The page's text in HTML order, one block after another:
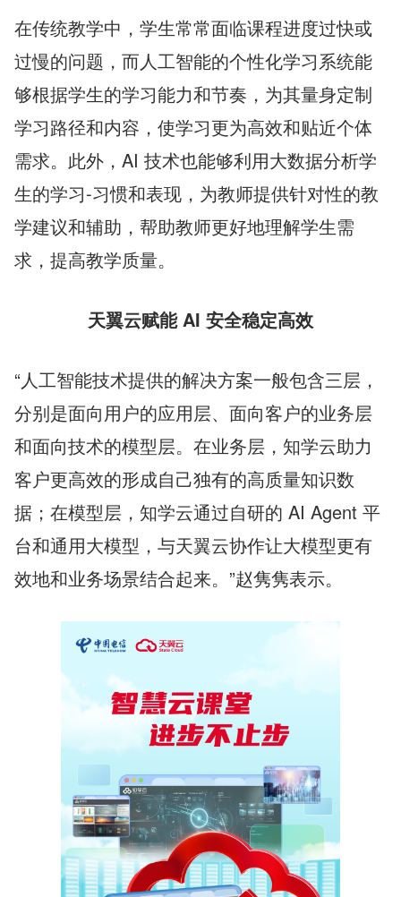
在传统教学中，学生常常面临课程进度过快或
过慢的问题，而人工智能的个性化学习系统能
够根据学生的学习能力和节奏，为其量身定制
学习路径和内容，使学习更为高效和贴近个体
需求。此外，AI 技术也能够利用大数据分析学
生的学习-习惯和表现，为教师提供针对性的教
学建议和辅助，帮助教师更好地理解学生需
求，提高教学质量。
天翼云赋能 AI 安全稳定高效
“人工智能技术提供的解决方案一般包含三层，
分别是面向用户的应用层、面向客户的业务层
和面向技术的模型层。在业务层，知学云助力
客户更高效的形成自己独有的高质量知识数
据；在模型层，知学云通过自研的 AI Agent 平
台和通用大模型，与天翼云协作让大模型更有
效地和业务场景结合起来。”赵隽隽表示。